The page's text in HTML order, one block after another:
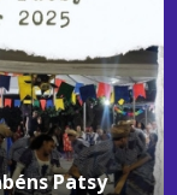
Patsy